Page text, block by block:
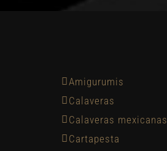
Amigurumis
Calaveras
Calaveras mexicanas
Cartapesta